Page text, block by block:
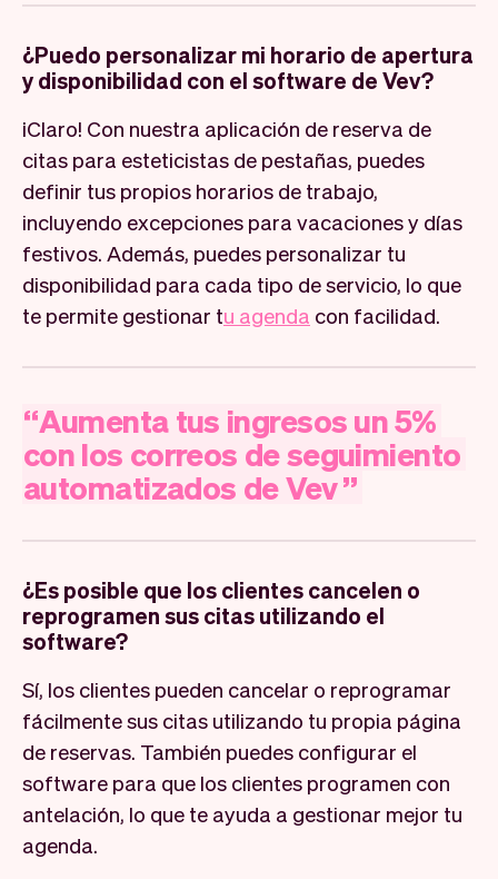
¿Puedo personalizar mi horario de apertura
y disponibilidad con el software de Vev?
¡Claro! Con nuestra aplicación de reserva de
citas para esteticistas de pestañas, puedes
definir tus propios horarios de trabajo,
incluyendo excepciones para vacaciones y días
festivos. Además, puedes personalizar tu
disponibilidad para cada tipo de servicio, lo que
te permite gestionar tu agenda con facilidad.
“Aumenta tus ingresosun5%
conlos correos deseguimiento
automatizados deVev”
¿Es posible que los clientes cancelen o
reprogramen sus citas utilizando el
software?
Sí, los clientes pueden cancelar o reprogramar
fácilmente sus citas utilizando tu propia página
de reservas. También puedes configurar el
software para que los clientes programen con
antelación, lo que te ayuda a gestionar mejor tu
agenda.